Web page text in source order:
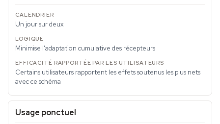
Un jour sur deux
Minimise l'adaptation cumulative des récepteurs
Certains utilisateurs rapportent les effets soutenus les plus nets
avec ce schéma
Usage ponctuel